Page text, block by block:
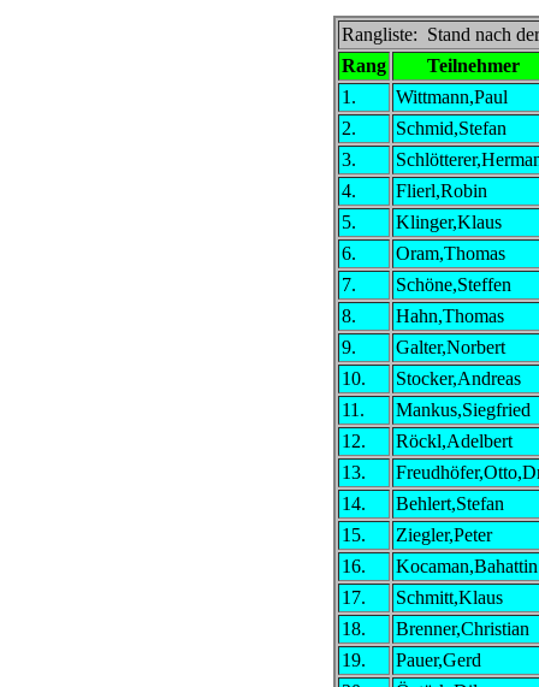
Rangliste: Stand nach
Rang
Teilnehmer
1.
Wittmann,Paul
2.
Schmid,Stefan
3.
4.
Flierl,Robin
5.
Klinger,Klaus
6.
Oram,Thomas
7.
Schöne,Steffen
8.
Hahn,Thomas
9.
Galter,Norbert
10.
Stocker,Andreas
11.
Mankus,Siegfried
12.
Röckl,Adelbert
13.
14.
Behlert,Stefan
15.
Ziegler,Peter
16.
Kocaman,Bahattin
17.
Schmitt,Klaus
18.
Brenner,Christian
19.
Pauer,Gerd